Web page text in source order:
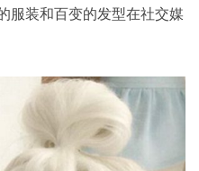
服装和百变的发型在社交媒